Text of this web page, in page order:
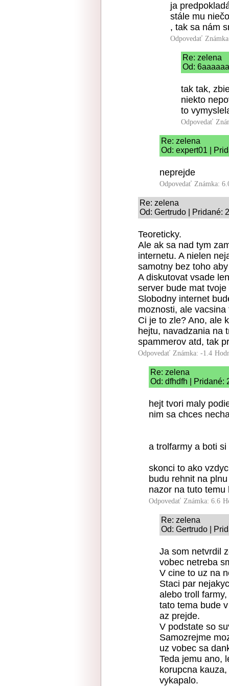
ja
stále mu
, tak sa nám
Odpovedať
Re: zelena
Od:
tak tak,
niekto
to
Odpovedať
Re: zelena
Od: expert01 |
neprejde
Odpovedať Známka:
Re: zelena
Od: Gertrudo | Pridané:
Teoreticky.
Ale ak sa nad tym
internetu. A nielen
samotny bez toho
A diskutovat vsade
server bude mat
Slobodny internet
moznosti, ale
Ci je to zle? Ano, ale
hejtu, navadzania na
spammerov atd, tak
Odpovedať Známka: -1.4
Re: zelena
Od: dfhdfh | Pridané:
hejt tvori maly
nim sa chces
a trolfarmy a boti
skonci to ako
budu rehnit na
nazor na tuto
Odpovedať Známka: 6.6
Re: zelena
Od: Gertrudo |
Ja som netvrdil
vobec netreba
V cine to uz na
Staci par
alebo troll
tato tema bude
az prejde.
V podstate so
Samozrejme
uz vobec sa
Teda jemu ano,
korupcna
vykapalo.